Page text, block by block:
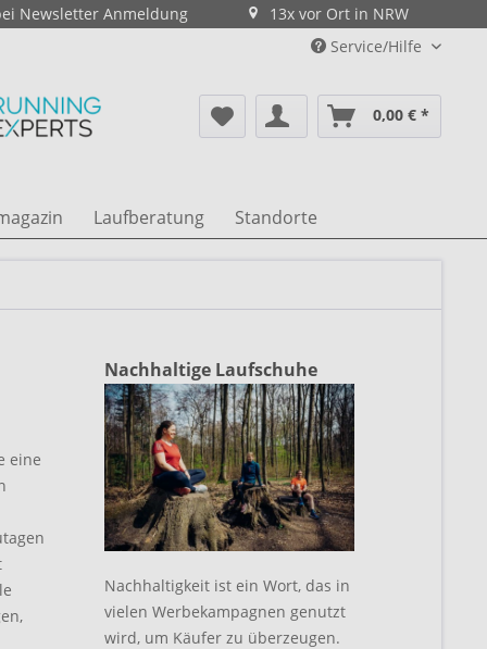
Newsletter Anmeldung
13x vor Ort in NRW
Service/Hilfe
0,00 € *
Laufberatung Standorte
eine
Nachhaltige Laufschuhe
Nachhaltigkeit ist ein Wort, das in
vielen Werbekampagnen genutzt
wird, um Käufer zu überzeugen.